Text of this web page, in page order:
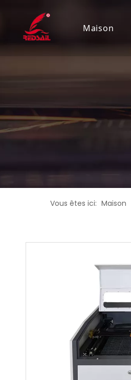
Maison
Vous êtes ici: Maison